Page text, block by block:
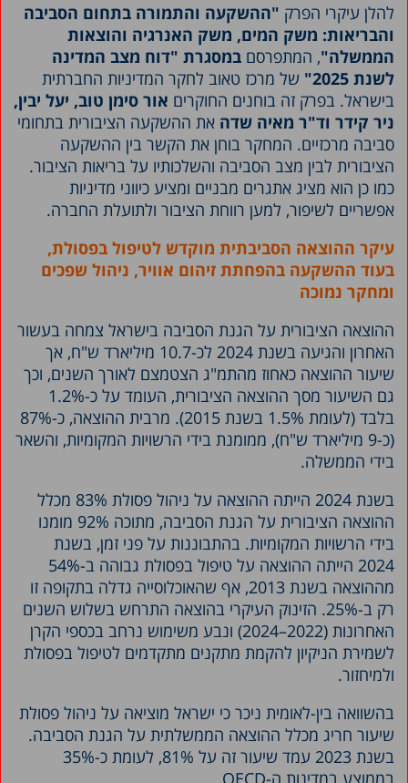
להלן עיקרי הפרק "ההשקעה והתמורה בתחום הסביבה
והבריאות: משק המים, משק האנרגיה והוצאות
הממשלה", המתפרסם במסגרת "דוח מצב המדינה
לשנת 2025"
של מרכז טאוב לחקר המדיניות החברתית
בישראל. בפרק זה בוחנים החוקרים אור סימן טוב, יעל יבין,
ניר קידר וד"ר מאיה שדה את ההשקעה הציבורית בתחומי
סביבה מרכזיים. המחקר בוחן את הקשר בין ההשקעה
הציבורית לבין מצב הסביבה והשלכותיו על בריאות הציבור.
כמו כן הוא מציג אתגרים מבניים ומציע כיווני מדיניות
אפשריים לשיפור, למען רווחת הציבור ולתועלת החברה.
עיקר ההוצאה הסביבתית מוקדש לטיפול בפסולת,
בעוד ההשקעה בהפחתת זיהום אוויר, ניהול שפכים
ומחקר נמוכה
ההוצאה הציבורית על הגנת הסביבה בישראל צמחה בעשור
האחרון והגיעה בשנת 2024 לכ-10.7 מיליארד ש"ח, אך
שיעור ההוצאה כאחוז מהתמ"ג הצטמצם לאורך השנים, וכך
גם השיעור מסך ההוצאה הציבורית, העומד על כ-1.2%
בלבד (לעומת 1.5% בשנת 2015). מרבית ההוצאה, כ-87%
(כ-9 מיליארד ש"ח), ממומנת בידי הרשויות המקומיות, והשאר
בידי הממשלה.
בשנת 2024 הייתה ההוצאה על ניהול פסולת 83% מכלל
ההוצאה הציבורית על הגנת הסביבה, מתוכה 92% מומנו
בידי הרשויות המקומיות. בהתבוננות על פני זמן, בשנת
2024 הייתה ההוצאה על טיפול בפסולת גבוהה ב-54%
מההוצאה בשנת 2013, אף שהאוכלוסייה גדלה בתקופה זו
רק ב-25%. הזינוק העיקרי בהוצאה התרחש בשלוש השנים
האחרונות (2022–2024) ונבע משימוש נרחב בכספי הקרן
לשמירת הניקיון להקמת מתקנים מתקדמים לטיפול בפסולת
ולמיחזור.
בהשוואה בין-לאומית ניכר כי ישראל מוציאה על ניהול פסולת
שיעור חריג מכלל ההוצאה הממשלתית על הגנת הסביבה.
בשנת 2023 עמד שיעור זה על 81%, לעומת כ-35%
בממוצע במדינות ה-OECD.